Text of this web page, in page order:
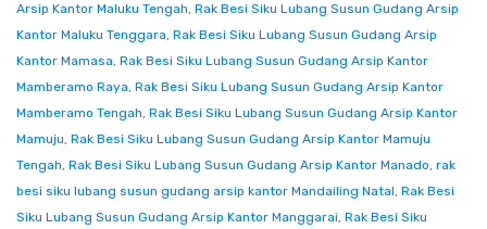
Arsip Kantor Maluku Tengah, Rak Besi Siku Lubang Susun Gudang Arsip
Kantor Maluku Tenggara, Rak Besi Siku Lubang Susun Gudang Arsip
Kantor Mamasa, Rak Besi Siku Lubang Susun Gudang Arsip Kantor
Mamberamo Raya, Rak Besi Siku Lubang Susun Gudang Arsip Kantor
Mamberamo Tengah, Rak Besi Siku Lubang Susun Gudang Arsip Kantor
Mamuju, Rak Besi Siku Lubang Susun Gudang Arsip Kantor Mamuju
Tengah, Rak Besi Siku Lubang Susun Gudang Arsip Kantor Manado, rak
besi siku lubang susun gudang arsip kantor Mandailing Natal, Rak Besi
Siku Lubang Susun Gudang Arsip Kantor Manggarai, Rak Besi Siku